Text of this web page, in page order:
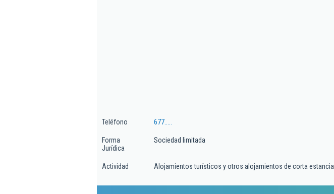
Teléfono 677.....
Forma
Jurídica
Sociedad limitada
Actividad Alojamientos turísticos y otros alojamientos de corta estancia